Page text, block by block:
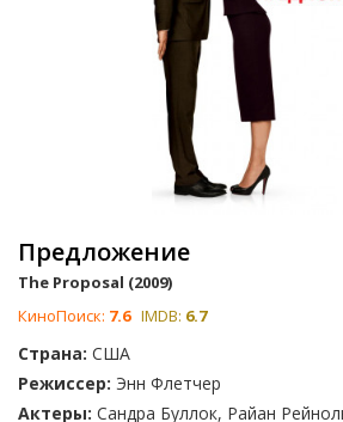
Предложение
The Proposal (2009)
КиноПоиск: 7.6 IMDB: 6.7
Страна: США
Режиссер: Энн Флетчер
Актеры: Сандра Буллок, Райан